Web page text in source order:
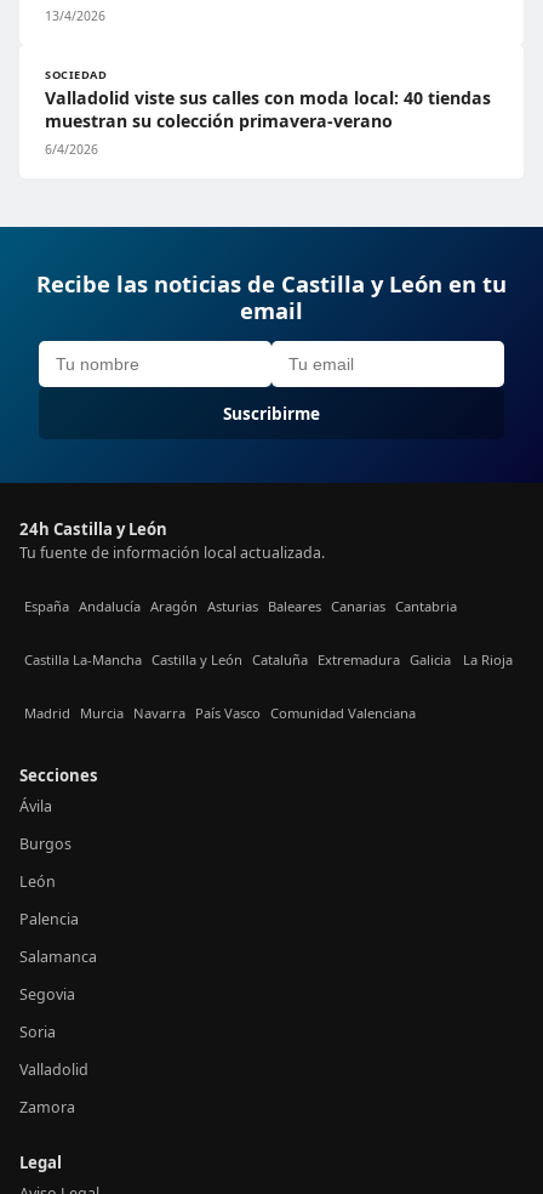
13/4/2026
SOCIEDAD
Valladolid viste sus calles con moda local: 40 tiendas
muestran su colección primavera-verano
6/4/2026
Recibe las noticias de Castilla y León en tu
email
Suscribirme
24h Castilla y León
Tu fuente de información local actualizada.
España Andalucía Aragón Asturias Baleares Canarias Cantabria
Castilla La-Mancha Castilla y León Cataluña Extremadura Galicia La Rioja
Madrid Murcia Navarra País Vasco Comunidad Valenciana
Secciones
Ávila
Burgos
León
Palencia
Salamanca
Segovia
Soria
Valladolid
Zamora
Legal